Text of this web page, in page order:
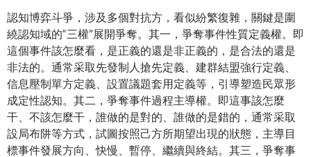
認知博弈斗爭，涉及多個對抗方，看似紛繁復雜，關鍵是圍
繞認知域的“三權”展開爭奪。其一，爭奪事件性質定義權。即
這個事件該怎麼看，是正義的還是非正義的，是合法的還是
非法的。通常采取先發制人搶先定義、建群結盟強行定義、
信息壓制單方定義、設置議題套用定義等，引導塑造民眾形
成定性認知。其二，爭奪事件過程主導權。即這事該怎麼
干、不該怎麼干，誰做的是對的、誰做的是錯的，通常采取
設局布阱等方式，試圖按照己方所期望出現的狀態，主導目
標事件發展方向、快慢、暫停、繼續與終結。其三，爭奪事